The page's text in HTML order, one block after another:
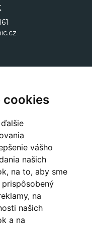
cookies
vášho
našich
na to, aby sme
na
našich
a na
sa dovozom a
aj štýlového